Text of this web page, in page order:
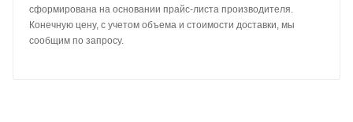
сформирована на основании прайс-листа производителя.
Конечную цену, с учетом объема и стоимости доставки, мы
сообщим по запросу.